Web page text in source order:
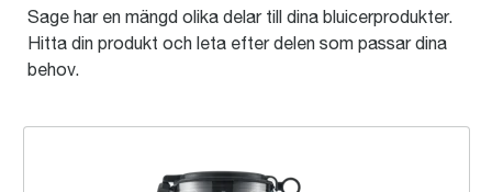
Sage har en mängd olika delar till dina bluicerprodukter.
Hitta din produkt och leta efter delen som passar dina
behov.
the 3X Bluicer™ Pro